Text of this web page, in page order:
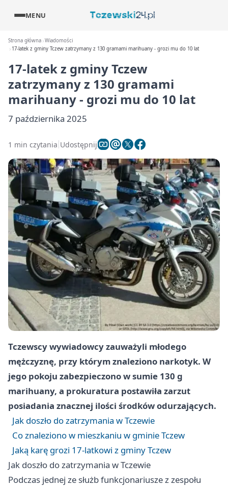
MENU
Strona główna Wiadomości
17-latek z gminy Tczew zatrzymany z 130 gramami marihuany - grozi mu do 10 lat
17-latek z gminy Tczew
zatrzymany z 130 gramami
marihuany - grozi mu do 10 lat
7 października 2025
1 min czytania Udostępnij
Tczewscy wywiadowcy zauważyli młodego
mężczyznę, przy którym znaleziono narkotyk. W
jego pokoju zabezpieczono w sumie 130 g
marihuany, a prokuratura postawiła zarzut
posiadania znacznej ilości środków odurzających.
Jak doszło do zatrzymania w Tczewie
Co znaleziono w mieszkaniu w gminie Tczew
Jaką karę grozi 17-latkowi z gminy Tczew
Jak doszło do zatrzymania w Tczewie
Podczas jednej ze służb funkcjonariusze z zespołu